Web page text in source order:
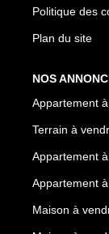
Politique des
Plan du site
NOS
Appartement
Terrain à
Appartement
Appartement
Maison à